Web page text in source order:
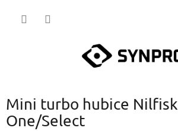
Mini turbo hubice Nilfisk
One/Select